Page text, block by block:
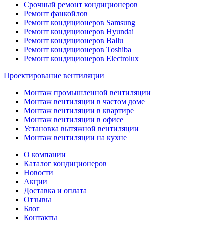
Срочный ремонт кондиционеров
Ремонт фанкойлов
Ремонт кондиционеров Samsung
Ремонт кондиционеров Hyundai
Ремонт кондиционеров Ballu
Ремонт кондиционеров Toshibа
Ремонт кондиционеров Electrolux
Проектирование вентиляции
Монтаж промышленной вентиляции
Монтаж вентиляции в частом доме
Монтаж вентиляции в квартире
Монтаж вентиляции в офисе
Установка вытяжной вентиляции
Монтаж вентиляции на кухне
О компании
Каталог кондиционеров
Новости
Акции
Доставка и оплата
Отзывы
Блог
Контакты